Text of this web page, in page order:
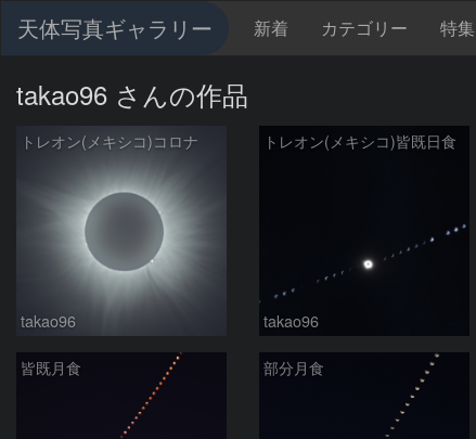
天体写真ギャラリー 新着 カテゴリー 特集
takao96 さんの作品
トレオン(メキシコ)コロナ
takao96
トレオン(メキシコ)皆既日食
takao96
皆既月食 部分月食